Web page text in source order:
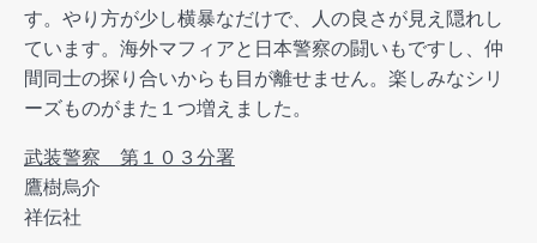
す。やり方が少し横暴なだけで、人の良さが見え隠れし
ています。海外マフィアと日本警察の闘いもですし、仲
間同士の探り合いからも目が離せません。楽しみなシリ
ーズものがまた１つ増えました。
武装警察 第１０３分署
鷹樹烏介
祥伝社